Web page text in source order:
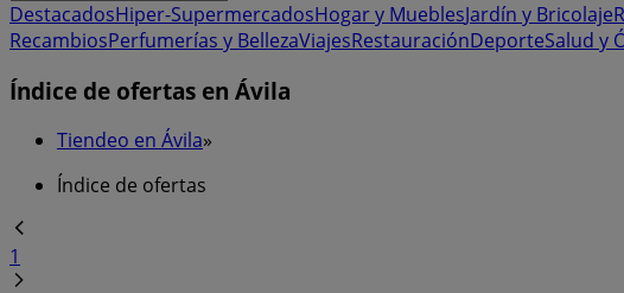
DestacadosHiper-SupermercadosHogar y MueblesJardín y Bricolaje
RecambiosPerfumerías y BellezaViajesRestauraciónDeporteSalud y
Índice de ofertas en Ávila
Tiendeo en Ávila»
Índice de ofertas
1